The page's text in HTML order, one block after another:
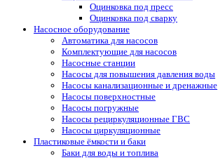
Оцинковка под пресс
Оцинковка под сварку
Насосное оборудование
Автоматика для насосов
Комплектующие для насосов
Насосные станции
Насосы для повышения давления воды
Насосы канализационные и дренажные
Насосы поверхностные
Насосы погружные
Насосы рециркуляционные ГВС
Насосы циркуляционные
Пластиковые ёмкости и баки
Баки для воды и топлива